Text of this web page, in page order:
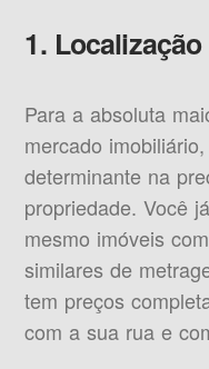
1. Localização
Para a absoluta
mercado
determinante na
propriedade. Você
mesmo imóveis
similares de
tem preços
com a sua rua e